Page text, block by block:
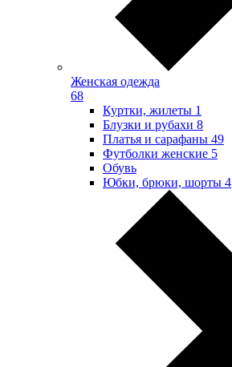
Женская одежда
68
Куртки, жилеты 1
Блузки и рубахи 8
Платья и сарафаны 49
Футболки женские 5
Обувь
Юбки, брюки, шорты 4